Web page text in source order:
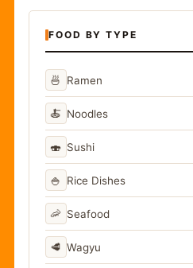
FOOD BY TYPE
🍜 Ramen
🍝 Noodles
🍣 Sushi
🍚 Rice Dishes
🦐 Seafood
🥩 Wagyu